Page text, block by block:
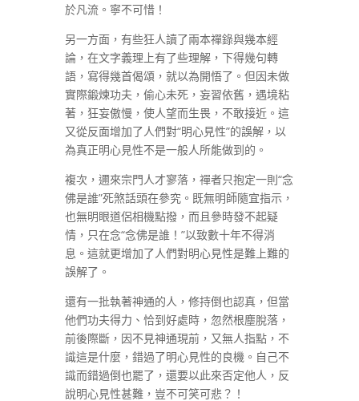
於凡流。寧不可惜！
另一方面，有些狂人讀了兩本禪錄與幾本經
論，在文字義理上有了些理解，下得幾句轉
語，寫得幾首偈頌，就以為開悟了。但因未做
實際鍛煉功夫，偷心未死，妄習依舊，遇境粘
著，狂妄傲慢，使人望而生畏，不敢接近。這
又從反面增加了人們對“明心見性”的誤解，以
為真正明心見性不是一般人所能做到的。
複次，邇來宗門人才寥落，禪者只抱定一則“念
佛是誰”死煞話頭在參究。既無明師隨宜指示，
也無明眼道侶相機點撥，而且參時發不起疑
情，只在念“念佛是誰！”以致數十年不得消
息。這就更增加了人們對明心見性是難上難的
誤解了。
還有一批執著神通的人，修持倒也認真，但當
他們功夫得力、恰到好處時，忽然根塵脫落，
前後際斷，因不見神通現前，又無人指點，不
識這是什麼，錯過了明心見性的良機。自己不
識而錯過倒也罷了，還要以此來否定他人，反
說明心見性甚難，豈不可笑可悲？！